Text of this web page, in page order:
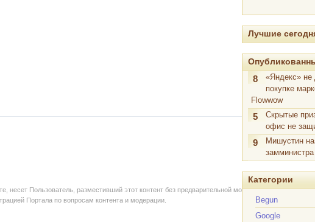
Лучшие
8
«Яндекс» не
покупке
Flowwow
5
Скрытые
офис не
9
Мишустин
Категории
Begun
Google
несет Пользователь, разместивший этот контент без предварительной модерации через форму
Портала по вопросам контента и модерации.